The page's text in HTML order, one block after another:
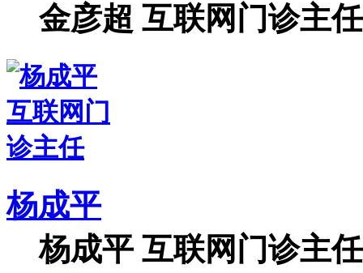
金彦超 互联网门诊主
杨成平
杨成平 互联网门诊主